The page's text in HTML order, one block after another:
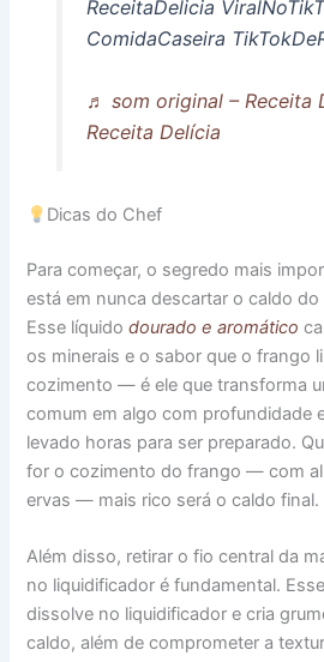
ReceitaDelicia
ComidaCaseira
♬ som original – Receita
Receita Delícia
Dicas do Chef
Para começar, o segredo mais
está em nunca descartar o caldo
Esse líquido dourado e aromático
os minerais e o sabor que o frango
cozimento — é ele que transforma
comum em algo com profundidade
levado horas para ser preparado.
for o cozimento do frango — com
ervas — mais rico será o caldo final.
Além disso, retirar o fio central da
no liquidificador é fundamental.
dissolve no liquidificador e cria
caldo, além de comprometer a